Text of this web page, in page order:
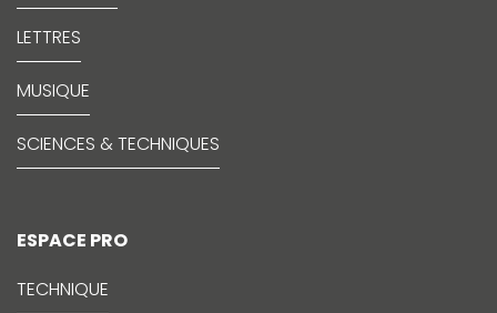
LETTRES
MUSIQUE
SCIENCES & TECHNIQUES
ESPACE PRO
TECHNIQUE